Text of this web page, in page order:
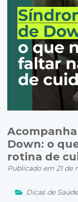
Down: o
rotina de
Publicado em 21
Dicas de